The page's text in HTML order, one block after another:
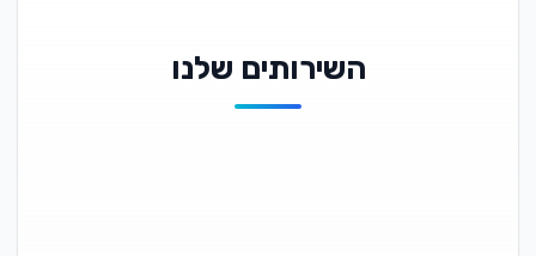
השירותים שלנו